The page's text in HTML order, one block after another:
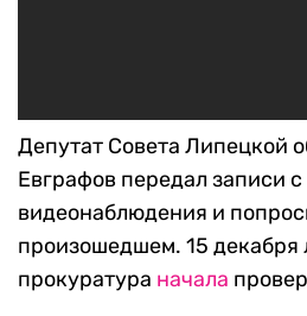
Депутат Совета Липецкой
Евграфов передал записи
видеонаблюдения и
произошедшем. 15 декабря
прокуратура начала